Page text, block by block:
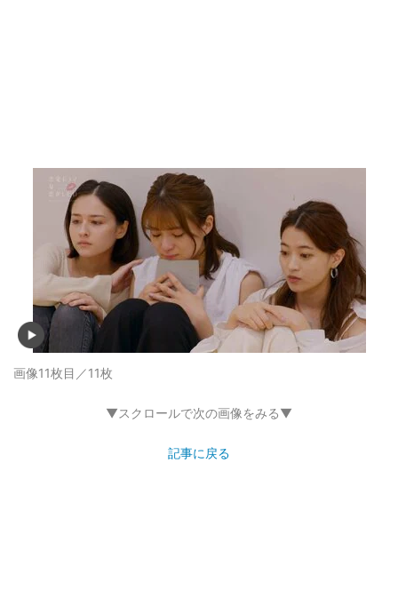
画像11枚目／11枚
▼スクロールで次の画像をみる▼
記事に戻る